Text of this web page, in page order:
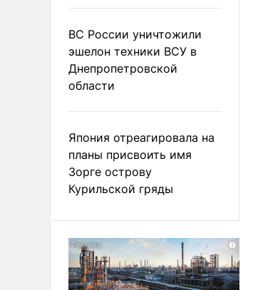
ВС России уничтожили
эшелон техники ВСУ в
Днепропетровской
области
Япония отреагировала на
планы присвоить имя
Зорге острову
Курильской гряды